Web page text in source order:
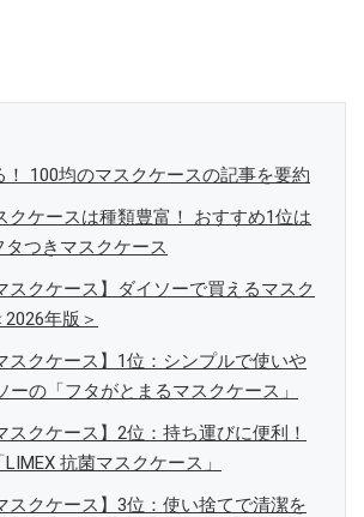
！ 100均のマスクケースの記事を要約
クケースは種類豊富！ おすすめ1位は
タつきマスクケース
スクケース】ダイソーで買えるマスク
年版＞
スクケース】1位：シンプルで使いや
ーの「フタがとまるマスクケース」
スクケース】2位：持ち運びに便利！
抗菌マスクケース」
スクケース】3位：使い捨てで清潔を